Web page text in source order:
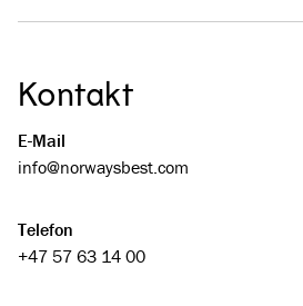
Kontakt
E-Mail
info@­­norwaysbest.com
Telefon
+47 57 63 14 00